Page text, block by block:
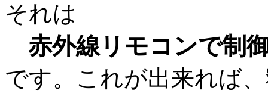
それは
赤外線リモコンで制
です。これが出来れば